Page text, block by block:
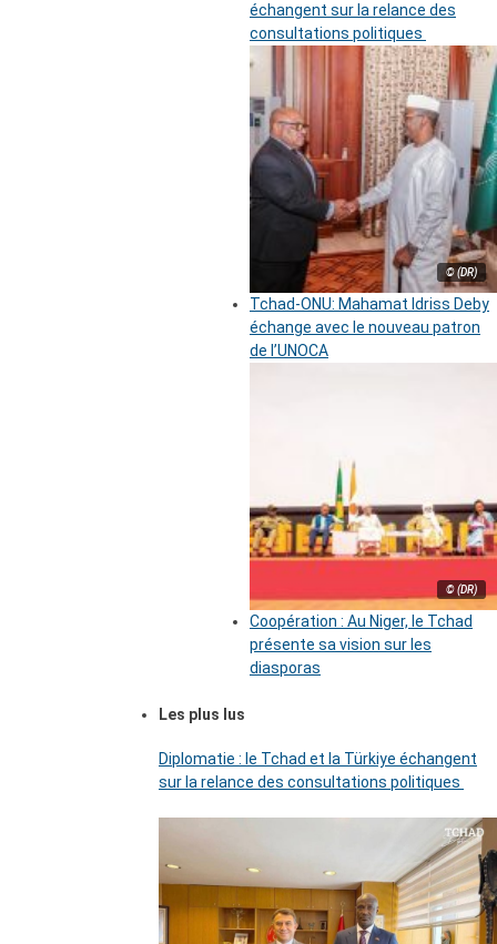
échangent sur la relance des
consultations politiques
© (DR)
Tchad-ONU: Mahamat Idriss Deby
échange avec le nouveau patron
de l’UNOCA
© (DR)
Coopération : Au Niger, le Tchad
présente sa vision sur les
diasporas
Les plus lus
Diplomatie : le Tchad et la Türkiye échangent
sur la relance des consultations politiques